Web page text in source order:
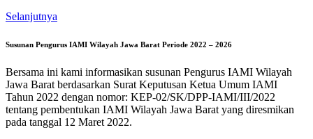
Selanjutnya
Susunan Pengurus IAMI Wilayah Jawa Barat Periode 2022 – 2026
Bersama ini kami informasikan susunan Pengurus IAMI Wilayah
Jawa Barat berdasarkan Surat Keputusan Ketua Umum IAMI
Tahun 2022 dengan nomor: KEP-02/SK/DPP-IAMI/III/2022
tentang pembentukan IAMI Wilayah Jawa Barat yang diresmikan
pada tanggal 12 Maret 2022.